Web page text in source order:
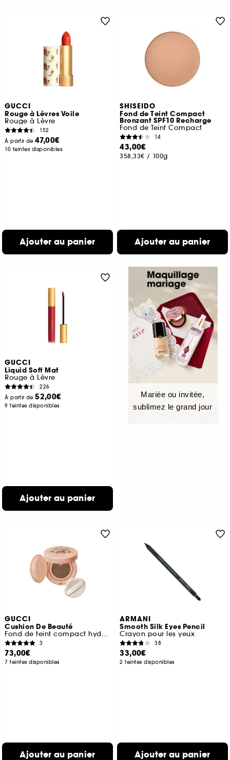
GUCCI
Rouge à Lèvres Voile
Rouge à Lèvre
152
À partir de47,00€
10 teintes disponibles
Ajouter au panier
SHISEIDO
Fond de Teint Compact
Bronzant SPF10 Recharge
Fond de Teint Compact
14
43,00€
358,33€ / 100g
Ajouter au panier
GUCCI
Liquid Soft Mat
Rouge à Lèvre
226
À partir de52,00€
9 teintes disponibles
Ajouter au panier
Mariée ou invitée,
sublimez le grand jour
GUCCI
Cushion De Beauté
Fond de teint compact hydratant
3
73,00€
7 teintes disponibles
Ajouter au panier
ARMANI
Smooth Silk Eyes Pencil
Crayon pour les yeux
38
33,00€
2 teintes disponibles
Ajouter au panier